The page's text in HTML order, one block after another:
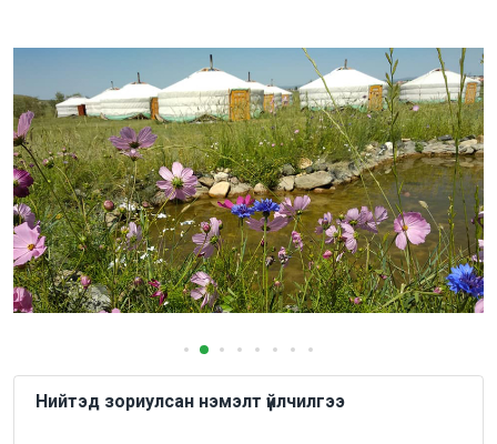
Нийтэд зориулсан нэмэлт үйлчилгээ